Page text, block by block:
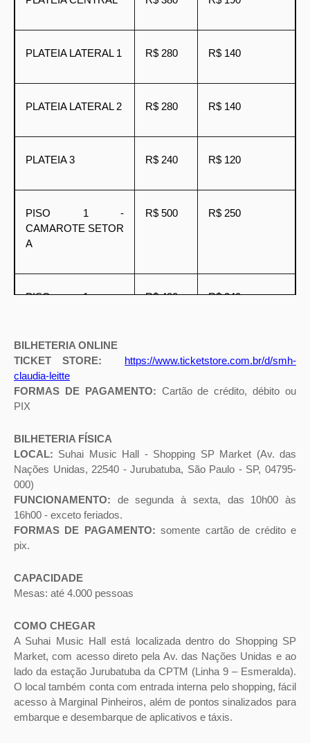
PLATEIA LATERAL 1 R$ 280 R$ 140
PLATEIA LATERAL 2 R$ 280 R$ 140
PLATEIA 3 R$ 240 R$ 120
PISO 1 -
CAMAROTE SETOR
A
R$ 500 R$ 250
PISO 1 -
R$ 480 R$ 240
PISO 1 -
CAMAROTE SETOR
C
PISO 2 -
CAMAROTE SETOR
A
R$ 500 R$ 250
PISO 2 - MEZANINO
DIREITO 1
PISO 2 - MEZANINO
DIREITO 2
R$ 400 R$ 200
BILHETERIA ONLINE
TICKET STORE:
https://www.ticketstore.com.br/d/smh-
claudia-leitte
FORMAS DE PAGAMENTO: Cartão de crédito, débito ou
PIX
BILHETERIA FÍSICA
LOCAL: Suhai Music Hall - Shopping SP Market (Av. das
Nações Unidas, 22540 - Jurubatuba, São Paulo - SP, 04795-
000)
FUNCIONAMENTO: de segunda à sexta, das 10h00 às
16h00 - exceto feriados.
FORMAS DE PAGAMENTO: somente cartão de crédito e
pix.
CAPACIDADE
Mesas: até 4.000 pessoas
COMO CHEGAR
A Suhai Music Hall está localizada dentro do Shopping SP
Market, com acesso direto pela Av. das Nações Unidas e ao
lado da estação Jurubatuba da CPTM (Linha 9 – Esmeralda).
O local também conta com entrada interna pelo shopping, fácil
acesso à Marginal Pinheiros, além de pontos sinalizados para
embarque e desembarque de aplicativos e táxis.